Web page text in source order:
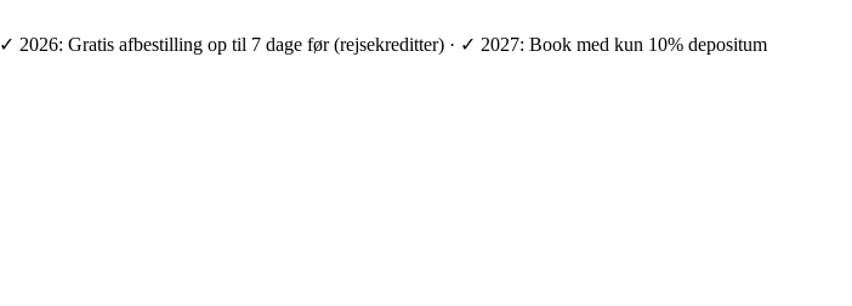
✓ 2026: Gratis afbestilling op til 7 dage før (rejsekreditter) · ✓ 2027: Book med kun 10% depositum